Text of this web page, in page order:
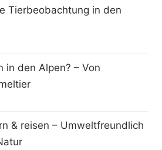
Tierbeobachtung in den
in den Alpen? – Von
& reisen – Umweltfreundlich